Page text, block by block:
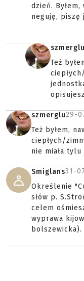
dzień. Byłem,
neguję, piszę
szmerglu
Też
szmerglu29-
Też byłem,
ciepłych/
nie miała
Smiglans31-
Określenie
słów p.
celem
wyprawa